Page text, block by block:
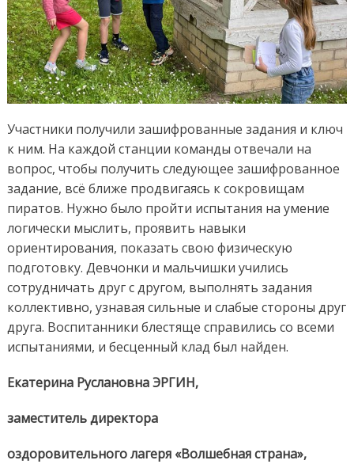
Участники получили зашифрованные задания и ключ
к ним. На каждой станции команды отвечали на
вопрос, чтобы получить следующее зашифрованное
задание, всё ближе продвигаясь к сокровищам
пиратов. Нужно было пройти испытания на умение
логически мыслить, проявить навыки
ориентирования, показать свою физическую
подготовку. Девчонки и мальчишки учились
сотрудничать друг с другом, выполнять задания
коллективно, узнавая сильные и слабые стороны друг
друга. Воспитанники блестяще справились со всеми
испытаниями, и бесценный клад был найден.
Екатерина Руслановна ЭРГИН,
заместитель директора
оздоровительного лагеря «Волшебная страна»,